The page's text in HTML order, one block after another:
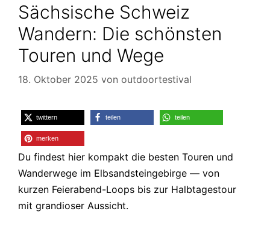
Sächsische Schweiz
Wandern: Die schönsten
Touren und Wege
18. Oktober 2025 von outdoortestival
twittern teilen teilen
merken
Du findest hier kompakt die besten Touren und
Wanderwege im Elbsandsteingebirge — von
kurzen Feierabend-Loops bis zur Halbtagestour
mit grandioser Aussicht.